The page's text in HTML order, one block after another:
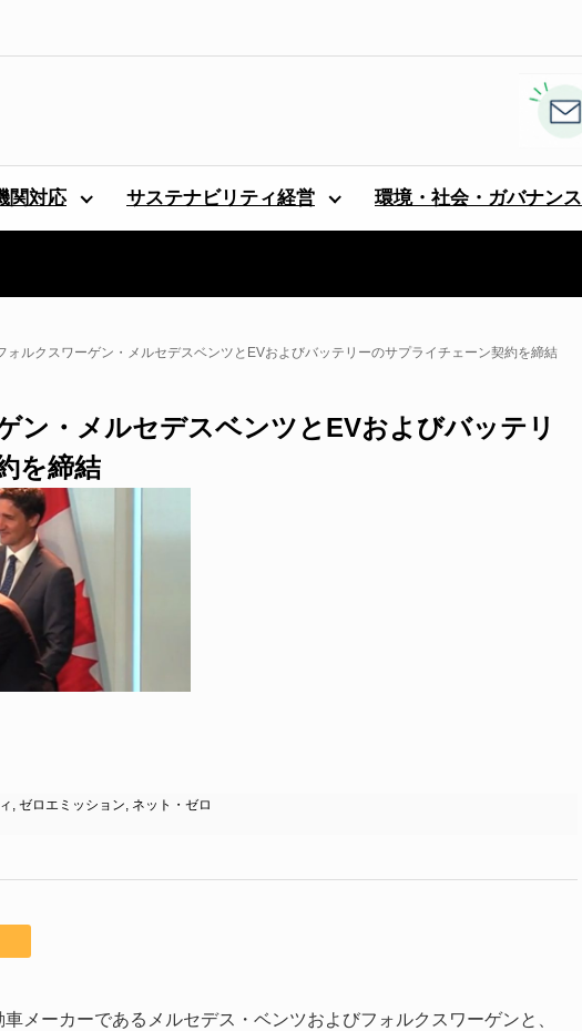
関対応 サステナビリティ経営 環境・社会・ガバナンス
ォルクスワーゲン・メルセデスベンツとEVおよびバッテリーのサプライチェーン契約を締結
ン・メルセデスベンツとEVおよびバッテリ
を締結
, ゼロエミッション, ネット・ゼロ
メーカーであるメルセデス・ベンツおよびフォルクスワーゲンと、